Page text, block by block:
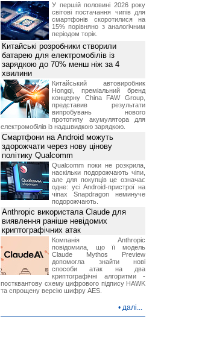
У першій половині 2026 року
світові постачання чипів для
смартфонів скоротилися на
15% порівняно з аналогічним
періодом торік.
Китайські розробники створили
батарею для електромобілів із
зарядкою до 70% менш ніж за 4
хвилини
Китайський автовиробник
Hongqi, преміальний бренд
концерну China FAW Group,
представив результати
випробувань нового
прототипу акумулятора для
електромобілів із надшвидкою зарядкою.
Смартфони на Android можуть
здорожчати через нову цінову
політику Qualcomm
Qualcomm поки не розкрила,
наскільки подорожчають чіпи,
але для покупців це означає
одне: усі Android-пристрої на
чіпах Snapdragon неминуче
подорожчають.
Anthropic використала Claude для
виявлення раніше невідомих
криптографічних атак
Компанія Anthropic
повідомила, що її модель
Claude Mythos Preview
допомогла знайти нові
способи атак на два
криптографічні алгоритми -
постквантову схему цифрового підпису HAWK
та спрощену версію шифру AES.
• далі...